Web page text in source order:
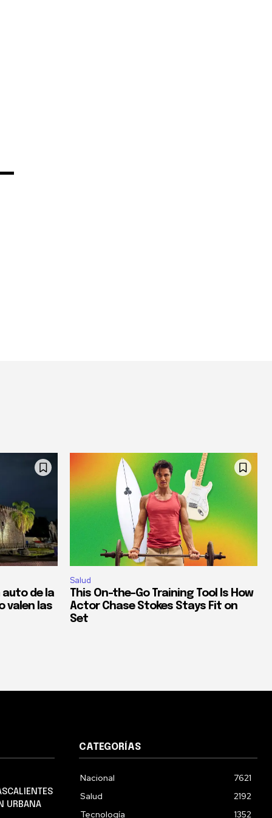
de la
valen las
Salud
This On-the-Go Training Tool Is How
Actor Chase Stokes Stays Fit on
Set
URBANA
CATEGORÍAS
Nacional
7621
Salud
2192
Tecnología
1352